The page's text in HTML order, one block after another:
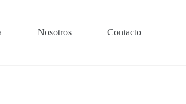
Nosotros Contacto